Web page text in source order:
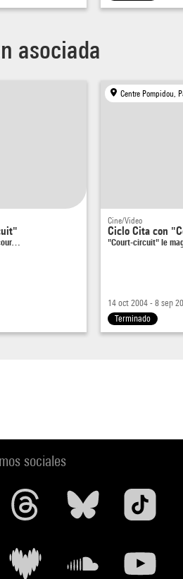
asociada
Centre Pompidou,
Cine/Video
Ciclo Cita con
"Court-circuit" le
14 oct 2004 - 8 sep
Terminado
sociales